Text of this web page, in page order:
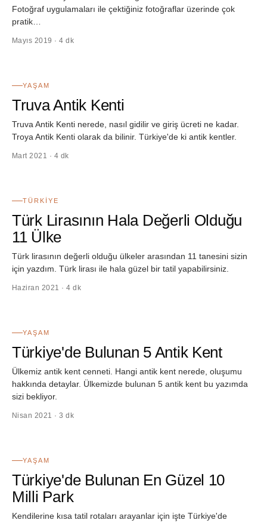
Fotoğraf uygulamaları ile çektiğiniz fotoğraflar üzerinde çok
pratik…
Mayıs 2019 · 4 dk
YAŞAM
Truva Antik Kenti
Truva Antik Kenti nerede, nasıl gidilir ve giriş ücreti ne kadar.
Troya Antik Kenti olarak da bilinir. Türkiye'de ki antik kentler.
Mart 2021 · 4 dk
TÜRKIYE
Türk Lirasının Hala Değerli Olduğu
11 Ülke
Türk lirasının değerli olduğu ülkeler arasından 11 tanesini sizin
için yazdım. Türk lirası ile hala güzel bir tatil yapabilirsiniz.
Haziran 2021 · 4 dk
YAŞAM
Türkiye'de Bulunan 5 Antik Kent
Ülkemiz antik kent cenneti. Hangi antik kent nerede, oluşumu
hakkında detaylar. Ülkemizde bulunan 5 antik kent bu yazımda
sizi bekliyor.
Nisan 2021 · 3 dk
YAŞAM
Türkiye'de Bulunan En Güzel 10
Milli Park
Kendilerine kısa tatil rotaları arayanlar için işte Türkiye'de